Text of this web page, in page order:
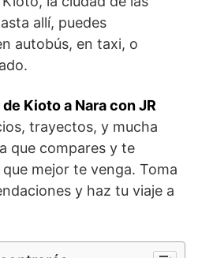
allí, puedes
autobús, en taxi, o
Kioto a Nara con JR
trayectos, y mucha
que compares y te
mejor te venga. Toma
y haz tu viaje a